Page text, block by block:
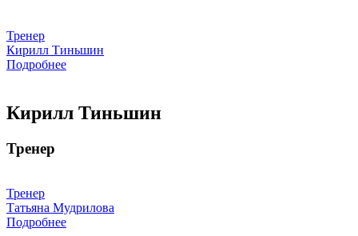
Тренер
Кирилл Тиньшин
Подробнее
Кирилл Тиньшин
Тренер
Тренер
Татьяна Мудрилова
Подробнее